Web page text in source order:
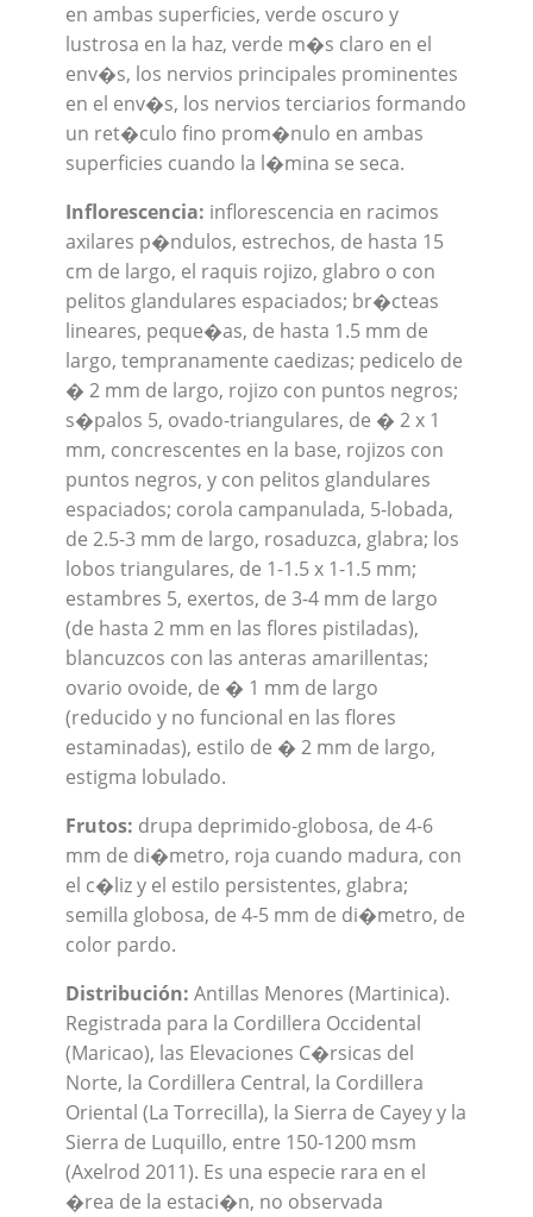
en ambas superficies, verde oscuro y
lustrosa en la haz, verde m�s claro en el
env�s, los nervios principales prominentes
en el env�s, los nervios terciarios formando
un ret�culo fino prom�nulo en ambas
superficies cuando la l�mina se seca.
Inflorescencia: inflorescencia en racimos
axilares p�ndulos, estrechos, de hasta 15
cm de largo, el raquis rojizo, glabro o con
pelitos glandulares espaciados; br�cteas
lineares, peque�as, de hasta 1.5 mm de
largo, tempranamente caedizas; pedicelo de
� 2 mm de largo, rojizo con puntos negros;
s�palos 5, ovado-triangulares, de � 2 x 1
mm, concrescentes en la base, rojizos con
puntos negros, y con pelitos glandulares
espaciados; corola campanulada, 5-lobada,
de 2.5-3 mm de largo, rosaduzca, glabra; los
lobos triangulares, de 1-1.5 x 1-1.5 mm;
estambres 5, exertos, de 3-4 mm de largo
(de hasta 2 mm en las flores pistiladas),
blancuzcos con las anteras amarillentas;
ovario ovoide, de � 1 mm de largo
(reducido y no funcional en las flores
estaminadas), estilo de � 2 mm de largo,
estigma lobulado.
Frutos: drupa deprimido-globosa, de 4-6
mm de di�metro, roja cuando madura, con
el c�liz y el estilo persistentes, glabra;
semilla globosa, de 4-5 mm de di�metro, de
color pardo.
Distribución: Antillas Menores (Martinica).
Registrada para la Cordillera Occidental
(Maricao), las Elevaciones C�rsicas del
Norte, la Cordillera Central, la Cordillera
Oriental (La Torrecilla), la Sierra de Cayey y la
Sierra de Luquillo, entre 150-1200 msm
(Axelrod 2011). Es una especie rara en el
�rea de la estaci�n, no observada